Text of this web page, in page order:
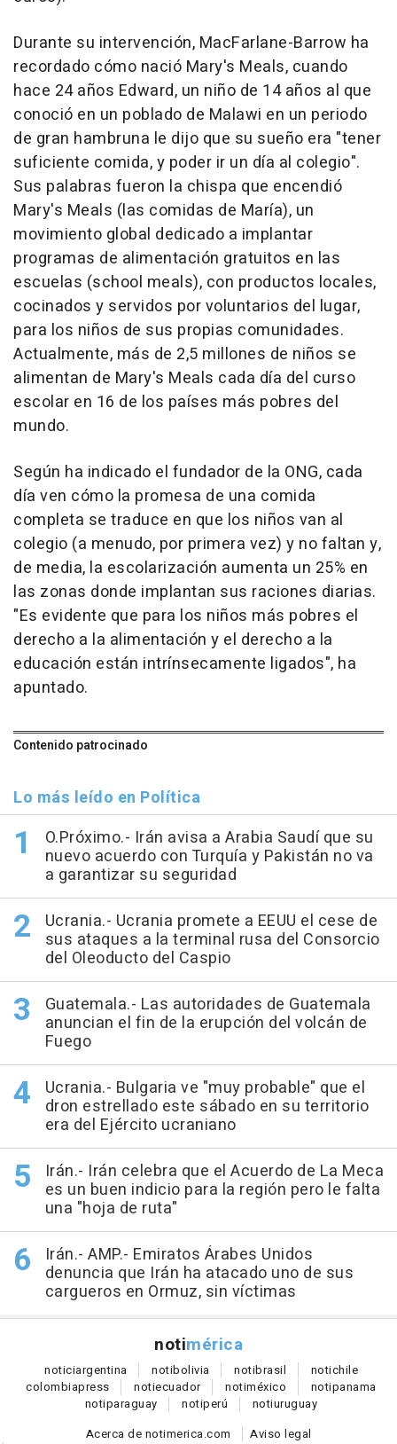
Durante su intervención, MacFarlane-Barrow ha
recordado cómo nació Mary's Meals, cuando
hace 24 años Edward, un niño de 14 años al que
conoció en un poblado de Malawi en un periodo
de gran hambruna le dijo que su sueño era "tener
suficiente comida, y poder ir un día al colegio".
Sus palabras fueron la chispa que encendió
Mary's Meals (las comidas de María), un
movimiento global dedicado a implantar
programas de alimentación gratuitos en las
escuelas (school meals), con productos locales,
cocinados y servidos por voluntarios del lugar,
para los niños de sus propias comunidades.
Actualmente, más de 2,5 millones de niños se
alimentan de Mary's Meals cada día del curso
escolar en 16 de los países más pobres del
mundo.
Según ha indicado el fundador de la ONG, cada
día ven cómo la promesa de una comida
completa se traduce en que los niños van al
colegio (a menudo, por primera vez) y no faltan y,
de media, la escolarización aumenta un 25% en
las zonas donde implantan sus raciones diarias.
"Es evidente que para los niños más pobres el
derecho a la alimentación y el derecho a la
educación están intrínsecamente ligados", ha
apuntado.
Contenido patrocinado
Lo más leído en Política
O.Próximo.- Irán avisa a Arabia Saudí que su
nuevo acuerdo con Turquía y Pakistán no va
a garantizar su seguridad
Ucrania.- Ucrania promete a EEUU el cese de
sus ataques a la terminal rusa del Consorcio
del Oleoducto del Caspio
Guatemala.- Las autoridades de Guatemala
anuncian el fin de la erupción del volcán de
Fuego
Ucrania.- Bulgaria ve "muy probable" que el
dron estrellado este sábado en su territorio
era del Ejército ucraniano
Irán.- Irán celebra que el Acuerdo de La Meca
es un buen indicio para la región pero le falta
una "hoja de ruta"
Irán.- AMP.- Emiratos Árabes Unidos
denuncia que Irán ha atacado uno de sus
cargueros en Ormuz, sin víctimas
notimérica
noticiargentina notibolivia notibrasil notichile
colombiapress notiecuador notiméxico notipanama
notiparaguay notiperú notiuruguay
Acerca de notimerica.com
Aviso legal